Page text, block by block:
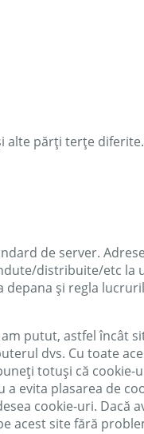
alte părți terțe diferite.
de server.
distribuite/etc la
și regla
putut, astfel încât
dvs. Cu toate
totuși că
evita plasarea de
cookie-uri. Dacă
acest site fără